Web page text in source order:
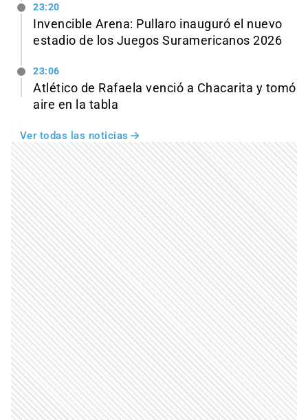
23:20
Invencible Arena: Pullaro inauguró el nuevo
estadio de los Juegos Suramericanos 2026
23:06
Atlético de Rafaela venció a Chacarita y tomó
aire en la tabla
Ver todas las noticias